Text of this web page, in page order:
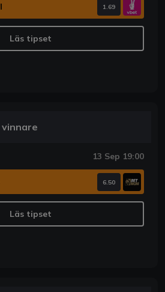
1.69
Läs tipset
vinnare
13 Sep 19:00
6.50
Läs tipset